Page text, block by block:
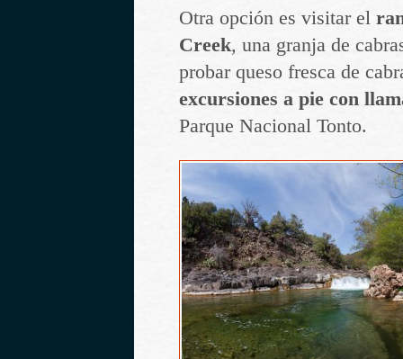
Otra opción es visitar el
Creek, una granja de
probar queso fresca de
excursiones a pie con
Parque Nacional Tonto.